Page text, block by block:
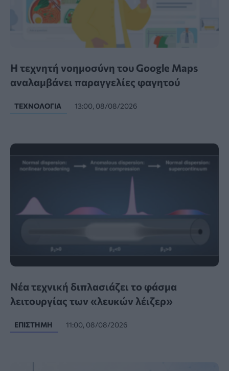
Η τεχνητή νοημοσύνη του Google Maps
αναλαμβάνει παραγγελίες φαγητού
ΤΕΧΝΟΛΟΓΊΑ 13:00, 08/08/2026
Νέα τεχνική διπλασιάζει το φάσμα
λειτουργίας των «λευκών λέιζερ»
ΕΠΙΣΤΉΜΗ 11:00, 08/08/2026